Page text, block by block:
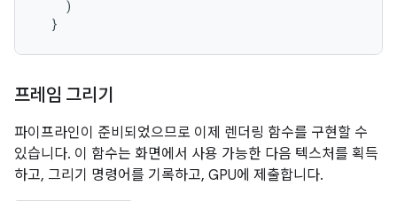
)
}
프레임 그리기
파이프라인이 준비되었으므로 이제 렌더링 함수를 구현할 수
있습니다. 이 함수는 화면에서 사용 가능한 다음 텍스처를 획득
하고, 그리기 명령어를 기록하고, GPU에 제출합니다.